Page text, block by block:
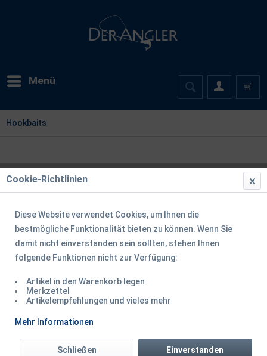
Menü
Hookbaits
15mm 20mm 24mm 125g
Cookie-Richtlinien
Diese Website verwendet Cookies, um Ihnen die
bestmögliche Funktionalität bieten zu können. Wenn Sie
damit nicht einverstanden sein sollten, stehen Ihnen
folgende Funktionen nicht zur Verfügung:
Artikel in den Warenkorb legen
Merkzettel
Artikelempfehlungen und vieles mehr
Mehr Informationen
Einverstanden
Schließen